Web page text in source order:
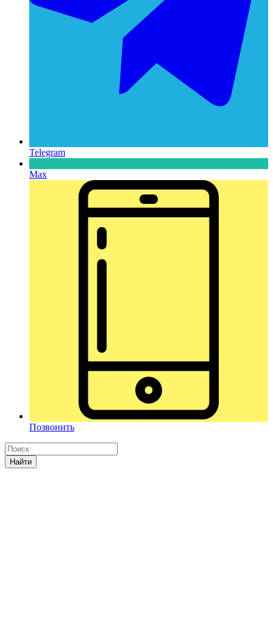
Telegram
Max
Позвонить
Найти